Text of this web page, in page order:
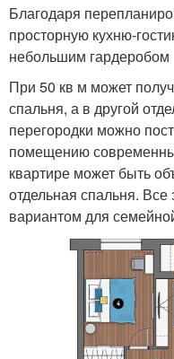
Благодаря
просторную кухню-
небольшим гардеробом
При 50 кв м может
спальня, а в другой
перегородки можно
помещению
квартире может быть
отдельная спальня.
вариантом для